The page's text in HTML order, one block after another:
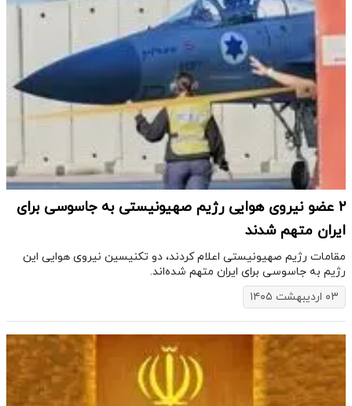
۲ عضو نیروی هوایی رژیم صهیونیستی به جاسوسی برای
ایران متهم شدند
مقامات رژیم صهیونیستی اعلام کردند، دو تکنیسین نیروی هوایی این
رژیم به جاسوسی برای ایران متهم شده‌اند.
۰۳ اردیبهشت ۱۴۰۵